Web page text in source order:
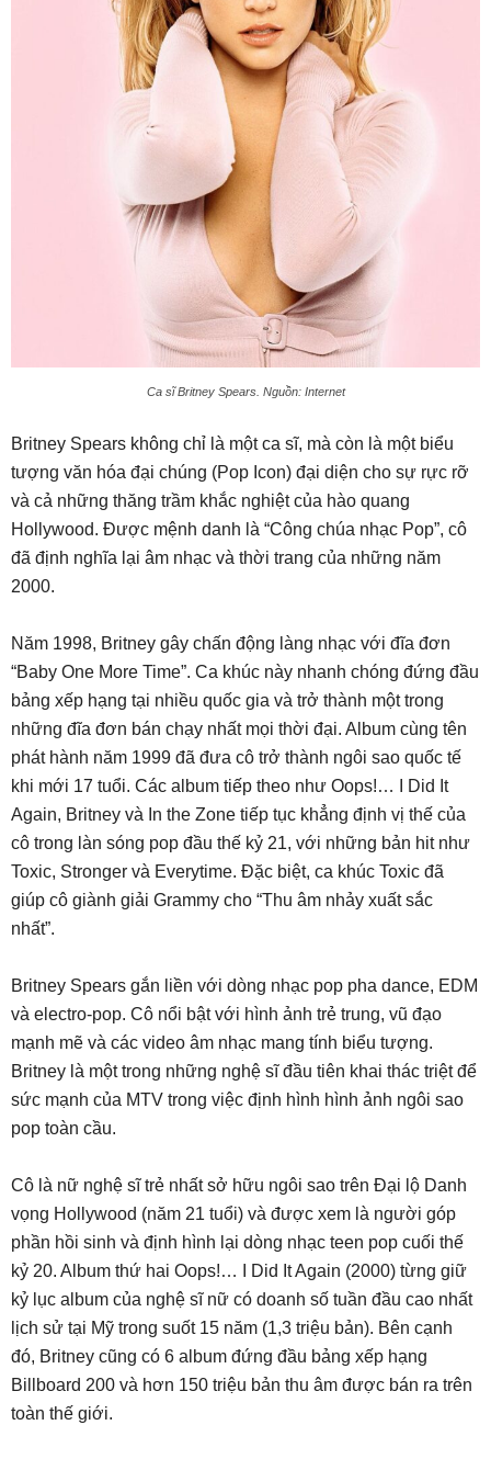
Ca sĩ Britney Spears. Nguồn: Internet
Britney Spears không chỉ là một ca sĩ, mà còn là một biểu
tượng văn hóa đại chúng (Pop Icon) đại diện cho sự rực rỡ
và cả những thăng trầm khắc nghiệt của hào quang
Hollywood. Được mệnh danh là “Công chúa nhạc Pop”, cô
đã định nghĩa lại âm nhạc và thời trang của những năm
2000.
Năm 1998, Britney gây chấn động làng nhạc với đĩa đơn
“Baby One More Time”. Ca khúc này nhanh chóng đứng đầu
bảng xếp hạng tại nhiều quốc gia và trở thành một trong
những đĩa đơn bán chạy nhất mọi thời đại. Album cùng tên
phát hành năm 1999 đã đưa cô trở thành ngôi sao quốc tế
khi mới 17 tuổi. Các album tiếp theo như Oops!… I Did It
Again, Britney và In the Zone tiếp tục khẳng định vị thế của
cô trong làn sóng pop đầu thế kỷ 21, với những bản hit như
Toxic, Stronger và Everytime. Đặc biệt, ca khúc Toxic đã
giúp cô giành giải Grammy cho “Thu âm nhảy xuất sắc
nhất”.
Britney Spears gắn liền với dòng nhạc pop pha dance, EDM
và electro-pop. Cô nổi bật với hình ảnh trẻ trung, vũ đạo
mạnh mẽ và các video âm nhạc mang tính biểu tượng.
Britney là một trong những nghệ sĩ đầu tiên khai thác triệt để
sức mạnh của MTV trong việc định hình hình ảnh ngôi sao
pop toàn cầu.
Cô là nữ nghệ sĩ trẻ nhất sở hữu ngôi sao trên Đại lộ Danh
vọng Hollywood (năm 21 tuổi) và được xem là người góp
phần hồi sinh và định hình lại dòng nhạc teen pop cuối thế
kỷ 20. Album thứ hai Oops!… I Did It Again (2000) từng giữ
kỷ lục album của nghệ sĩ nữ có doanh số tuần đầu cao nhất
lịch sử tại Mỹ trong suốt 15 năm (1,3 triệu bản). Bên cạnh
đó, Britney cũng có 6 album đứng đầu bảng xếp hạng
Billboard 200 và hơn 150 triệu bản thu âm được bán ra trên
toàn thế giới.